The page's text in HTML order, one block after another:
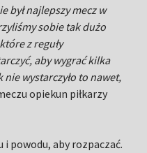
był najlepszy mecz w
sobie tak dużo
z reguły
aby wygrać kilka
wystarczyło to nawet,
opiekun piłkarzy
i powodu, aby rozpaczać.